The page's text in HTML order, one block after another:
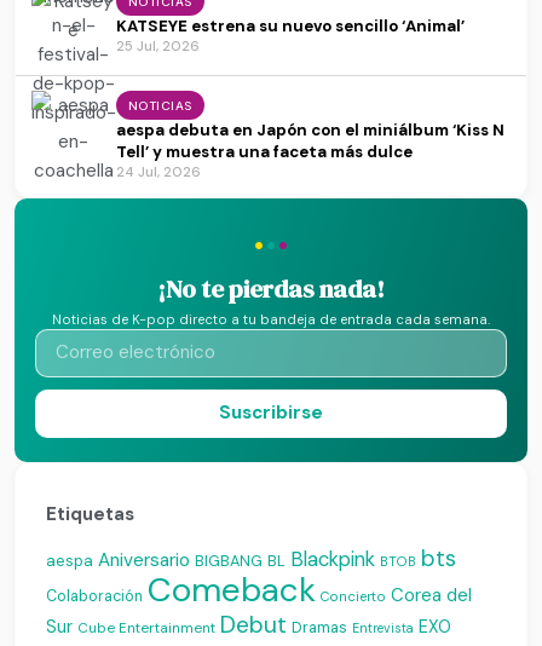
KATSEYE estrena su nuevo sencillo ‘Animal’
25 Jul, 2026
NOTICIAS
aespa debuta en Japón con el miniálbum ‘Kiss N
Tell’ y muestra una faceta más dulce
24 Jul, 2026
···
¡No te pierdas nada!
Noticias de K-pop directo a tu bandeja de entrada cada semana.
Suscribirse
Etiquetas
aespa Aniversario BIGBANG BL Blackpink BTOB bts
Colaboración Comeback Concierto Corea del
Sur Cube Entertainment Debut Dramas Entrevista EXO